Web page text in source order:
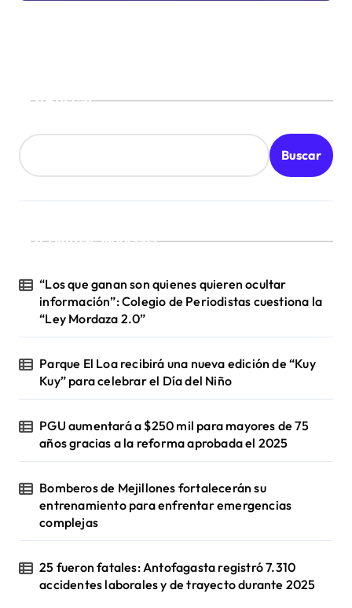
Buscar
Buscar
¡Ultimas Noticias!
“Los que ganan son quienes quieren ocultar
información”: Colegio de Periodistas cuestiona la
“Ley Mordaza 2.0”
Parque El Loa recibirá una nueva edición de “Kuy
Kuy” para celebrar el Día del Niño
PGU aumentará a $250 mil para mayores de 75
años gracias a la reforma aprobada el 2025
Bomberos de Mejillones fortalecerán su
entrenamiento para enfrentar emergencias
complejas
25 fueron fatales: Antofagasta registró 7.310
accidentes laborales y de trayecto durante 2025